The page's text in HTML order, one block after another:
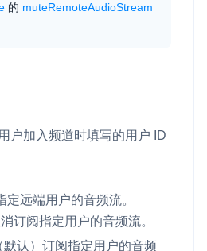
的 muteRemoteAudioStream
户加入频道时填写的用户 ID
定远端用户的音频流。
订阅指定用户的音频流。
默认）订阅指定用户的音频